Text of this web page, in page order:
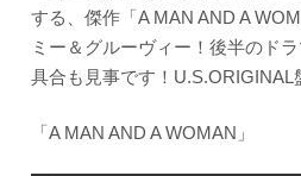
する、傑作「A MAN AND A
ミー＆グルーヴィー！後半のド
具合も見事です！U.S.ORIGINAL
「A MAN AND A WOMAN」